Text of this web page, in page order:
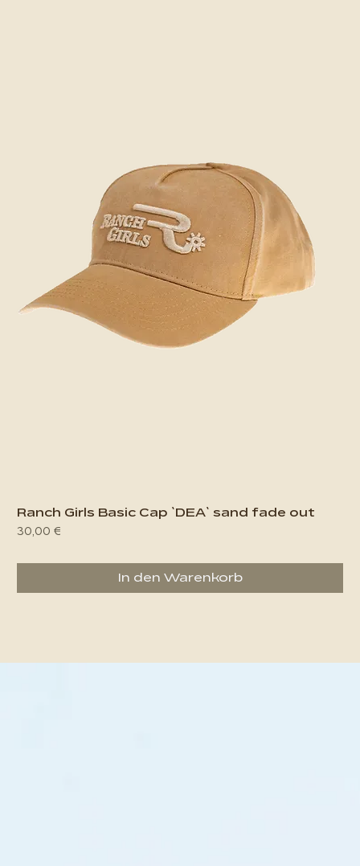
Ranch Girls Basic Cap `DEA` sand fade out
Preis
30,00 €
In den Warenkorb